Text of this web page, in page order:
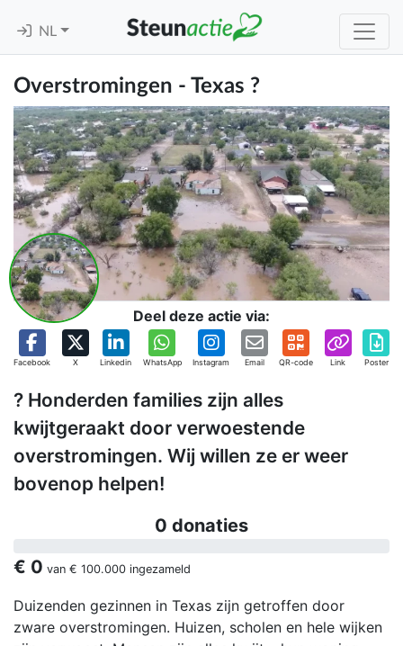
NL
Overstromingen - Texas ?
Deel deze actie via:
Facebook X Linkedin WhatsApp Instagram Email QR-code Link Poster
? Honderden families zijn alles
kwijtgeraakt door verwoestende
overstromingen. Wij willen ze er weer
bovenop helpen!
0 donaties
€ 0 van € 100.000 ingezameld
Duizenden gezinnen in Texas zijn getroffen door
zware overstromingen. Huizen, scholen en hele wijken